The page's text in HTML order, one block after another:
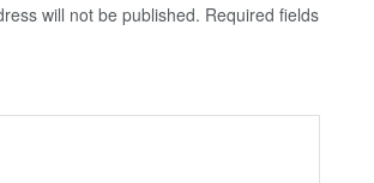
will not be published. Required fields